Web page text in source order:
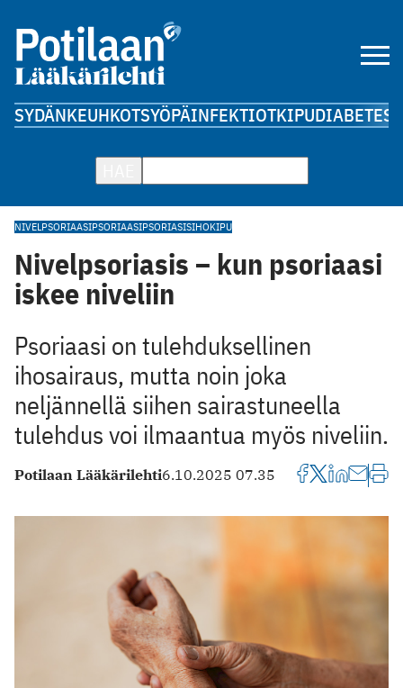
SYDÄNKEUHKOTSYÖPÄINFEKTIOTKIPUDIABETES
NIVELPSORIAASIPSORIAASIPSORIASISIHOKIPU
Nivelpsoriasis – kun psoriaasi
iskee niveliin
Psoriaasi on tulehduksellinen
ihosairaus, mutta noin joka
neljännellä siihen sairastuneella
tulehdus voi ilmaantua myös niveliin.
Potilaan Lääkärilehti6.10.2025 07.35